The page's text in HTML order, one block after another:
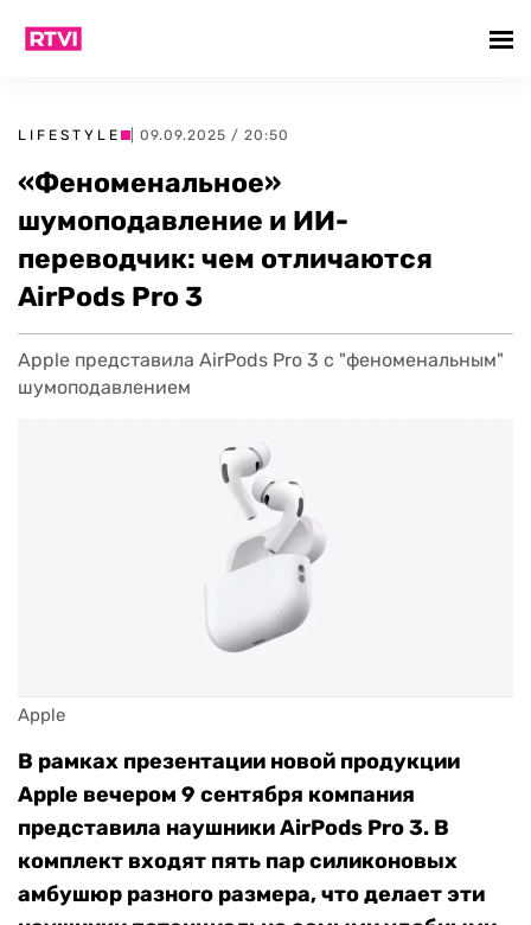
LIFESTYLE | 09.09.2025 / 20:50
«Феноменальное»
шумоподавление и ИИ-
переводчик: чем отличаются
AirPods Pro 3
Apple представила AirPods Pro 3 с "феноменальным"
шумоподавлением
Apple
В рамках презентации новой продукции
Apple вечером 9 сентября компания
представила наушники AirPods Pro 3. В
комплект входят пять пар силиконовых
амбушюр разного размера, что делает эти